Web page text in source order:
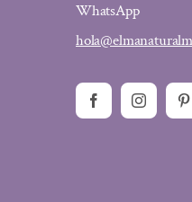
WhatsApp